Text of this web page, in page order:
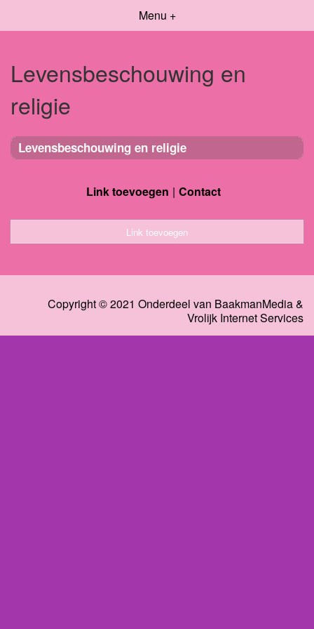
Menu +
Levensbeschouwing en
religie
Levensbeschouwing en religie
Link toevoegen Contact
Link toevoegen
Copyright © 2021 Onderdeel van BaakmanMedia&
Vrolijk Internet Services